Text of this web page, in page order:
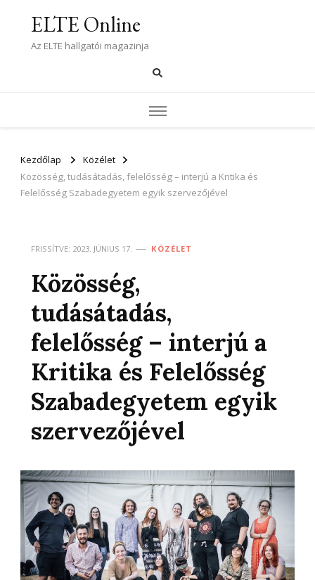
ELTE Online
Az ELTE hallgatói magazinja
Kezdőlap
Közélet
Közösség, tudásátadás, felelősség – interjú a Kritika és
Felelősség Szabadegyetem egyik szervezőjével
FRISSÍTVE: 2023. JÚNIUS 17. KÖZÉLET
Közösség,
tudásátadás,
felelősség – interjú a
Kritika és Felelősség
Szabadegyetem egyik
szervezőjével